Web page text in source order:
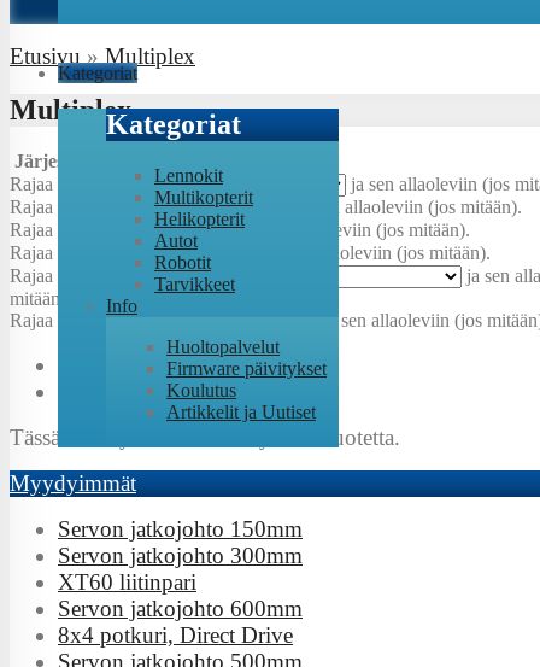
Kategoriat
Kategoriat
Lennokit
Multikopterit
Helikopterit
Autot
Robotit
Tarvikkeet
Info
Huoltopalvelut
Firmware päivitykset
Koulutus
Artikkelit ja Uutiset
Etusivu » Multiplex
Multiplex
Järjestys:
Rajaa
Kennomäärä/jännite
ja sen allaoleviin (jos
Rajaa
Kokoluokka:
ja sen allaoleviin (jos mitään).
Rajaa
ja sen allaoleviin (jos mitään).
Rajaa
ja sen allaoleviin (jos mitään).
Rajaa
Teholuokka:
ja sen
mitään).
Rajaa
Suositeltu jännite ja sen allaoleviin (jos
Tässä tuoteryhmässä ei ole yhtään tuotetta.
Myydyimmät
Servon jatkojohto 150mm
Servon jatkojohto 300mm
XT60 liitinpari
Servon jatkojohto 600mm
8x4 potkuri, Direct Drive
Servon jatkojohto 500mm